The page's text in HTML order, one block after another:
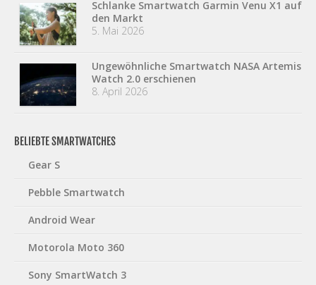
Schlanke Smartwatch Garmin Venu X1 auf
den Markt
5. Mai 2026
Ungewöhnliche Smartwatch NASA Artemis
Watch 2.0 erschienen
8. April 2026
BELIEBTE SMARTWATCHES
Gear S
Pebble Smartwatch
Android Wear
Motorola Moto 360
Sony SmartWatch 3